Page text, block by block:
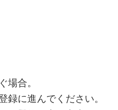
合。
に進んでください。